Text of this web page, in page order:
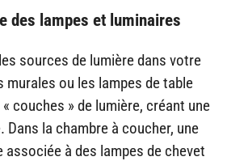
des lampes et luminaires
sources de lumière dans votre
murales ou les lampes de table
couches » de lumière, créant une
Dans la chambre à coucher, une
à des lampes de chevet